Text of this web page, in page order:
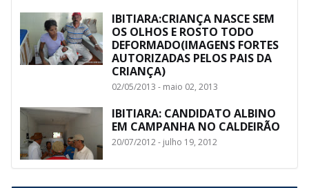
IBITIARA:CRIANÇA NASCE SEM
OS OLHOS E ROSTO TODO
DEFORMADO(IMAGENS FORTES
AUTORIZADAS PELOS PAIS DA
CRIANÇA)
02/05/2013 - maio 02, 2013
IBITIARA: CANDIDATO ALBINO
EM CAMPANHA NO CALDEIRÃO
20/07/2012 - julho 19, 2012